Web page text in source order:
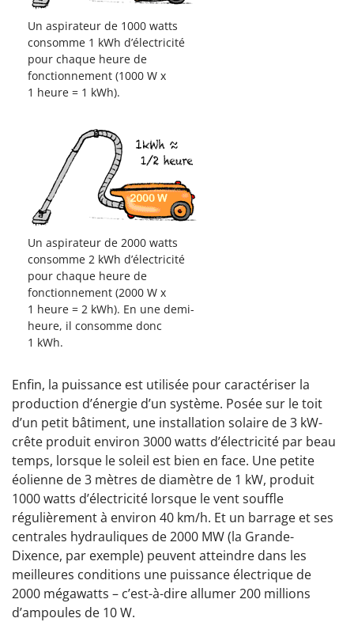
Un aspirateur de 1000 watts
consomme 1 kWh d’électricité
pour chaque heure de
fonctionnement (1000 W x
1 heure = 1 kWh).
Un aspirateur de 2000 watts
consomme 2 kWh d’électricité
pour chaque heure de
fonctionnement (2000 W x
1 heure = 2 kWh). En une demi-
heure, il consomme donc
1 kWh.
Enfin, la puissance est utilisée pour caractériser la
production d’énergie d’un système. Posée sur le toit
d’un petit bâtiment, une installation solaire de 3 kW-
crête produit environ 3000 watts d’électricité par beau
temps, lorsque le soleil est bien en face. Une petite
éolienne de 3 mètres de diamètre de 1 kW, produit
1000 watts d’électricité lorsque le vent souffle
régulièrement à environ 40 km/h. Et un barrage et ses
centrales hydrauliques de 2000 MW (la Grande-
Dixence, par exemple) peuvent atteindre dans les
meilleures conditions une puissance électrique de
2000 mégawatts – c’est-à-dire allumer 200 millions
d’ampoules de 10 W.